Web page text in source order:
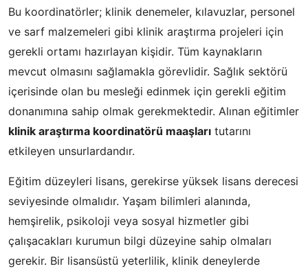
Bu koordinatörler; klinik denemeler, kılavuzlar, personel
ve sarf malzemeleri gibi klinik araştırma projeleri için
gerekli ortamı hazırlayan kişidir. Tüm kaynakların
mevcut olmasını sağlamakla görevlidir. Sağlık sektörü
içerisinde olan bu mesleği edinmek için gerekli eğitim
donanımına sahip olmak gerekmektedir. Alınan eğitimler
klinik araştırma koordinatörü maaşları tutarını
etkileyen unsurlardandır.
Eğitim düzeyleri lisans, gerekirse yüksek lisans derecesi
seviyesinde olmalıdır. Yaşam bilimleri alanında,
hemşirelik, psikoloji veya sosyal hizmetler gibi
çalışacakları kurumun bilgi düzeyine sahip olmaları
gerekir. Bir lisansüstü yeterlilik, klinik deneylerde